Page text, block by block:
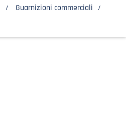
Guarnizioni commerciali